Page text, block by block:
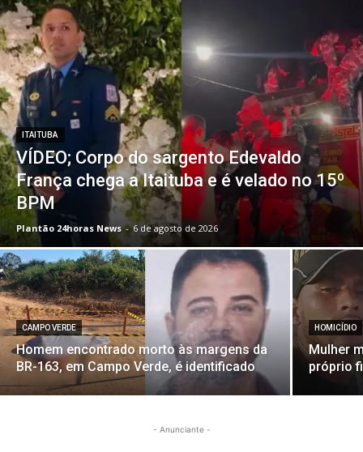
ITAITUBA
VÍDEO; Corpo do sargento Edevaldo
França chega a Itaituba e é velado no 15º
BPM
Plantão 24horas News - 6 de agosto de 2026
CAMPO VERDE
Homem encontrado morto às margens da
BR-163, em Campo Verde, é identificado
HOMICÍDIO
Mulher
próprio
- Anunciante -